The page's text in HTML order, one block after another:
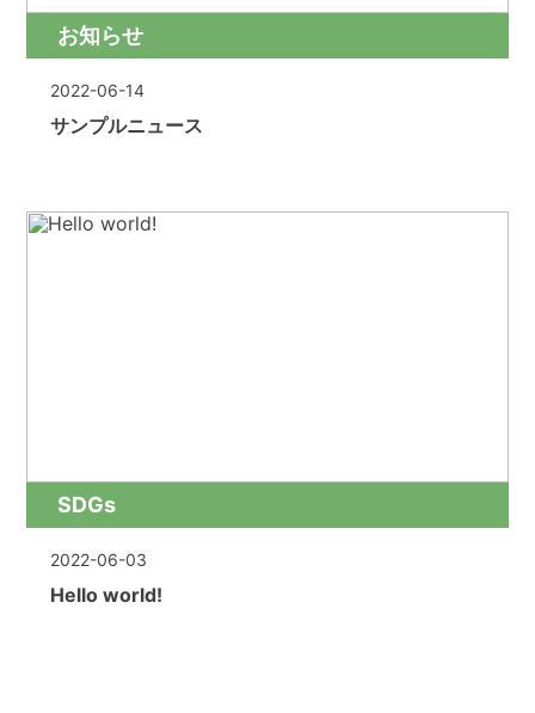
お知らせ
2022-06-14
サンプルニュース
SDGs
2022-06-03
Hello world!